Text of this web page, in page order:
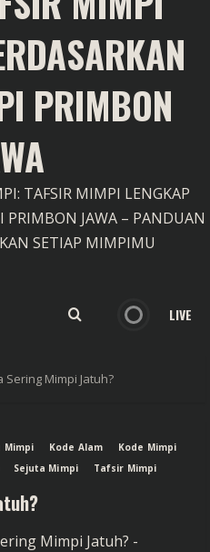
PRIMBON
TAFSIR MIMPI LENGKAP
PRIMBON JAWA – PANDUAN
SETIAP MIMPIMU
LIVE
Sering Mimpi Jatuh?
Mimpi Kode Alam
Kode Mimpi
Sejuta Mimpi Tafsir Mimpi
Mimpi Jatuh? -